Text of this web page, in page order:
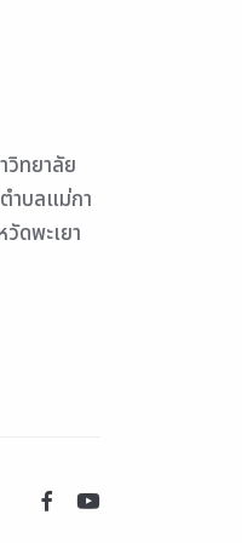
วิทยาลัย
ำบลแม่กา
วัดพะเยา